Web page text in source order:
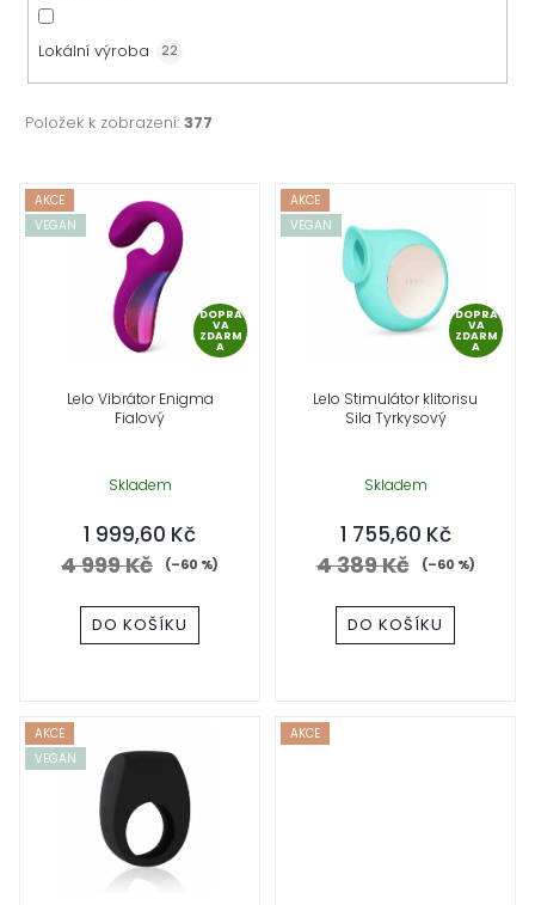
Lokální výroba 22
Položek k zobrazení: 377
V
ý
AKCE
VEGAN
DOPRA
VA
ZDARM
A
Lelo Vibrátor Enigma
Fialový
Skladem
1 999,60 Kč
4 999 Kč (–60 %)
DO KOŠÍKU
AKCE
VEGAN
DOPRA
VA
ZDARM
A
Lelo Stimulátor klitorisu
Sila Tyrkysový
Skladem
1 755,60 Kč
4 389 Kč (–60 %)
DO KOŠÍKU
AKCE
VEGAN
AKCE